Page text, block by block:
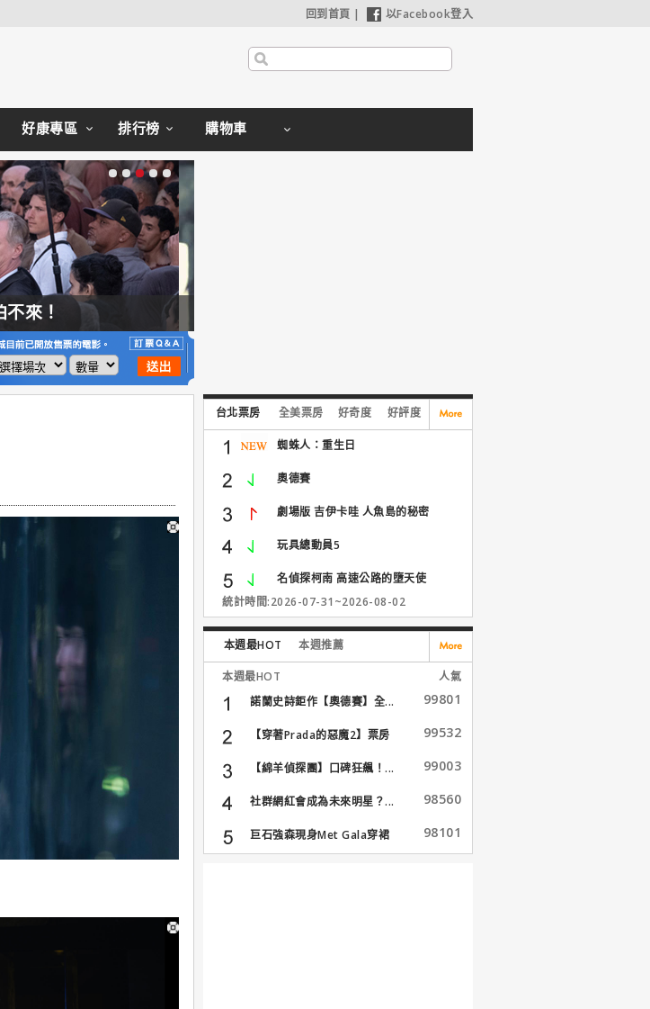
回到首頁 | 以Facebook登入
好康專區 排行榜 購物車
台北票房 全美票房 好奇度 好評度
蜘蛛人：重生日
奧德賽
劇場版 吉伊卡哇 人魚島的秘密
玩具總動員5
名偵探柯南 高速公路的墮天使
統計時間:2026-07-31~2026-08-02
本週最HOT 本週推薦
本週最HOT
人氣
諾蘭史詩鉅作【奧德賽】全...
99801
【穿著Prada的惡魔2】票房
99532
【綿羊偵探團】口碑狂飆！... 99003
社群網紅會成為未來明星？... 98560
巨石強森現身Met Gala穿裙
子...
98101